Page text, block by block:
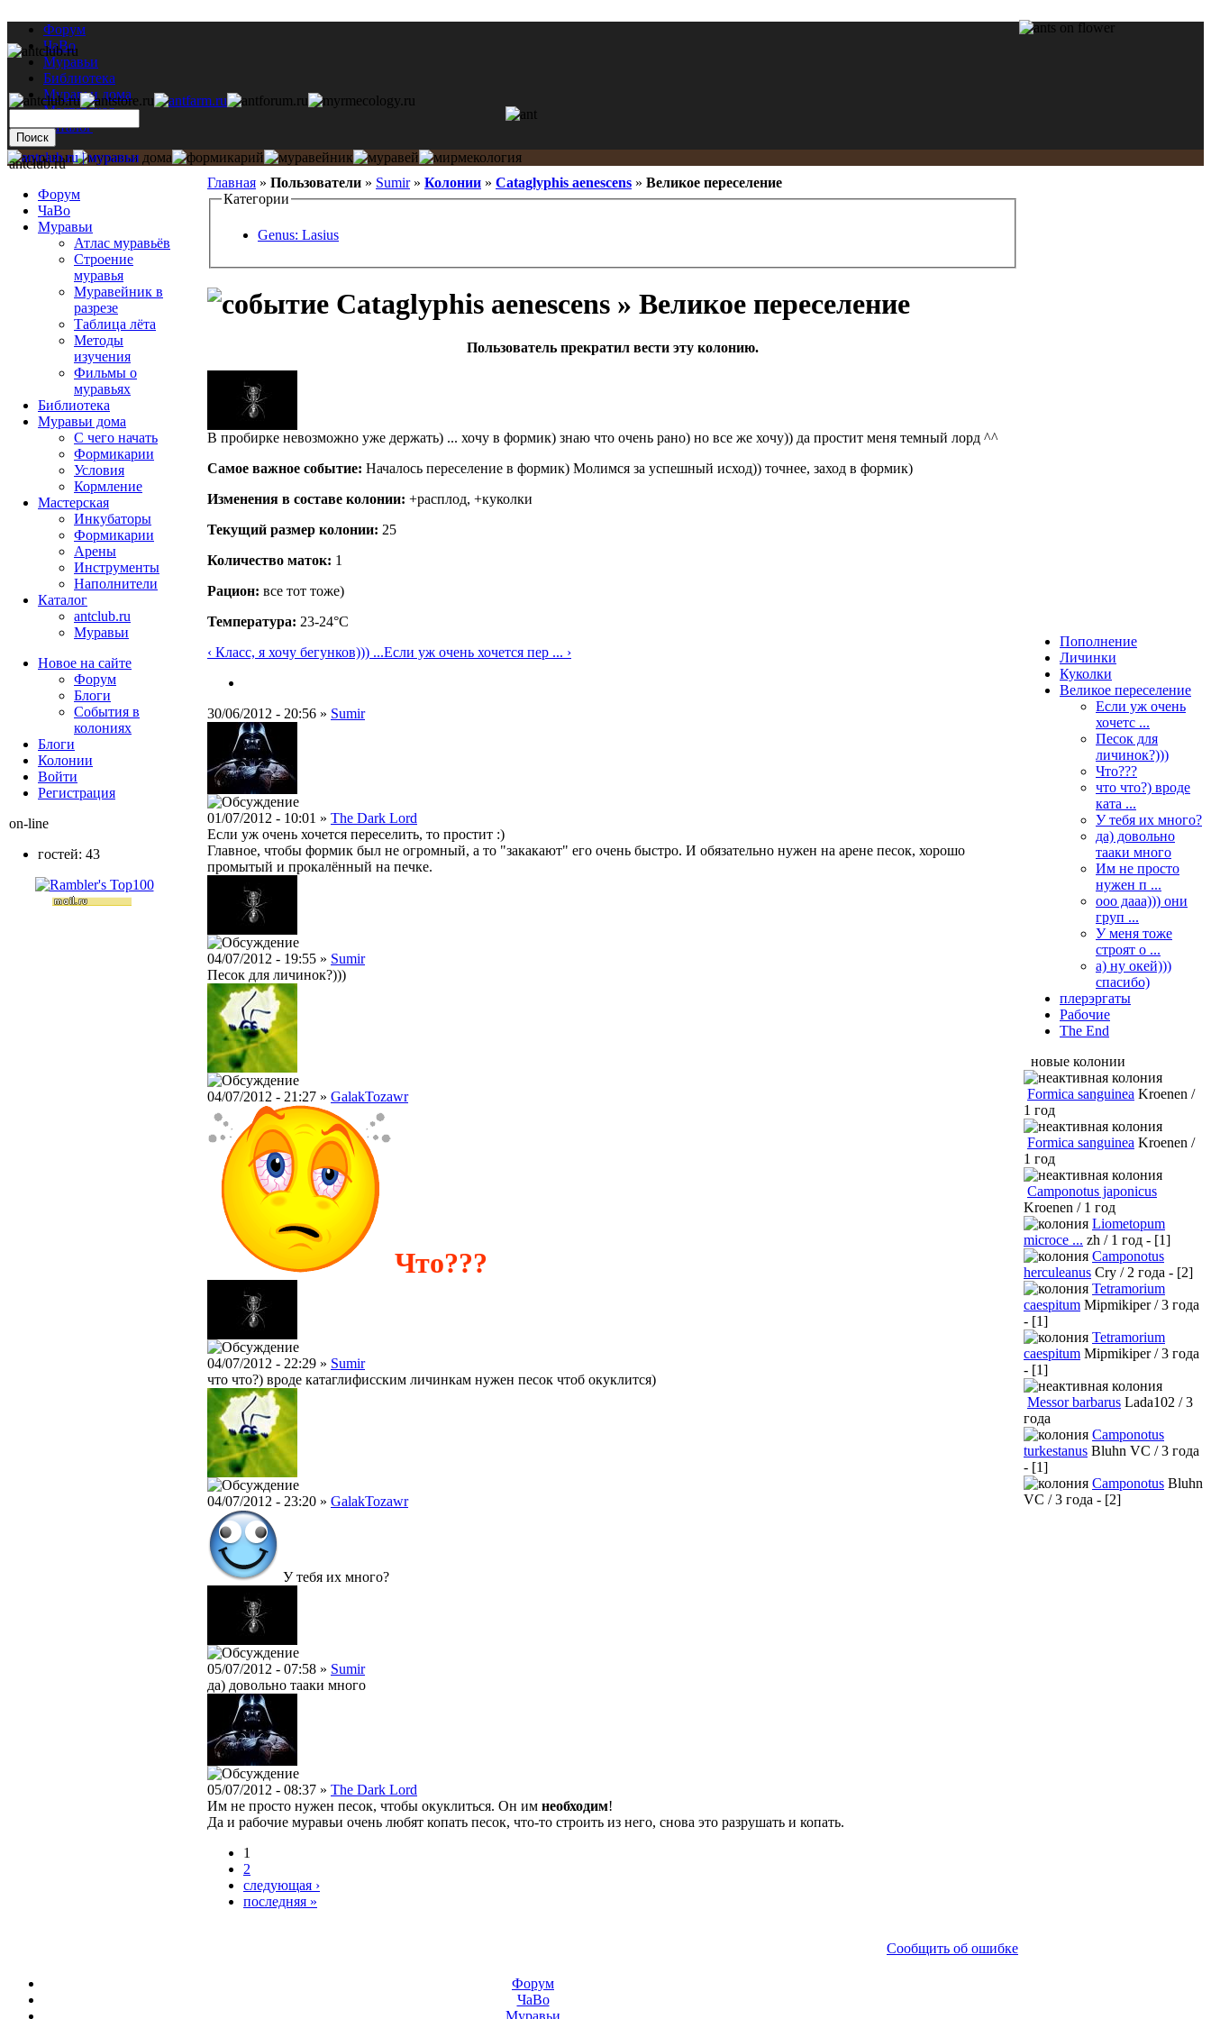
Форум
ЧаВо
Муравьи
Библиотека
Муравьи дома
Мастерская
Каталог
Главная » Пользователи » Sumir» Колонии » Cataglyphis aenescens » Великое переселение
Категории
Genus: Lasius
Cataglyphis aenescens » Великое переселение
Пользователь прекратил вести эту колонию.
В пробирке невозможно уже держать) ... хочу в формик) знаю что очень рано) но все же хочу)) да простит меня темный лорд ^^
Самое важное событие: Началось переселение в формик) Молимся за успешный исход)) точнее, заход в формик)
Изменения в составе кoлонии: +расплод, +куколки
Текущий размер кoлонии: 25
Количество маток: 1
Рацион: все тот тоже)
Температура: 23-24°C
‹ Класс, я хочу бегунков))) ...Если уж очень хочется пер ... ›
30/06/2012 - 20:56 » Sumir
01/07/2012 - 10:01 » The Dark Lord
Если уж очень хочется переселить, то простит :)
Главное, чтобы формик был не огромный, а то "закакают" его очень быстро. И обязательно нужен на арене песок, хорошо
промытый и прокалённый на печке.
04/07/2012 - 19:55 » Sumir
Песок для личинок?)))
04/07/2012 - 21:27 » GalakTozawr
Что???
04/07/2012 - 22:29 » Sumir
что что?) вроде катаглифисским личинкам нужен песок чтоб окуклится)
04/07/2012 - 23:20 » GalakTozawr
У тебя их много?
05/07/2012 - 07:58 » Sumir
да) довольно тааки много
05/07/2012 - 08:37 » The Dark Lord
Им не просто нужен песок, чтобы окуклиться. Он им необходим!
Да и рабочие муравьи очень любят копать песок, что-то строить из него, снова это разрушать и копать.
1
2
следующая ›
последняя »
Сообщить об ошибке
antclub.ru
Форум
ЧаВо
Муравьи
Атлас муравьёв
Строение
муравья
Муравейник в
разрезе
Таблица лёта
Методы
изучения
Фильмы о
муравьях
Библиотека
Муравьи дома
С чего начать
Формикарии
Условия
Кормление
Мастерская
Инкубаторы
Формикарии
Арены
Инструменты
Наполнители
Каталог
antclub.ru
Муравьи
Новое на сайте
Форум
Блоги
События в
колониях
Блоги
Колонии
Войти
Peгиcтpaция
on-line
гостей: 43
Пополнение
Личинки
Куколки
Великое переселение
Если уж очень
хочетс ...
Песок для
личинок?)))
Что???
что что?) вроде
ката ...
У тебя их много?
да) довольно
тааки много
Им не просто
нужен п ...
ооо дааа))) они
груп ...
У меня тоже
строят о ...
а) ну окей)))
спасибо)
плерэргаты
Рабочие
The End
новые колонии
Formica sanguinea Kroenen /
1 год
Formica sanguinea Kroenen /
1 год
Camponotus japonicus
Kroenen / 1 год
Liometopum
microce ... zh / 1 год - [1]
Camponotus
herculeanus Cry / 2 года - [2]
Tetramorium
caespitum Mipmikiper / 3 года
- [1]
Tetramorium
caespitum Mipmikiper / 3 года
- [1]
Messor barbarus Lada102 / 3
года
Camponotus
turkestanus Bluhn VC / 3 года
- [1]
Camponotus Bluhn
VC / 3 года - [2]
Форум
ЧаВо
Муравьи